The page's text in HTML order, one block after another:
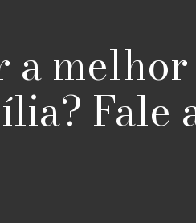
a
Fale